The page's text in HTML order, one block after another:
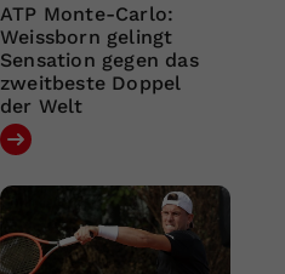
ATP Monte-Carlo:
Weissborn gelingt
Sensation gegen das
zweitbeste Doppel
der Welt